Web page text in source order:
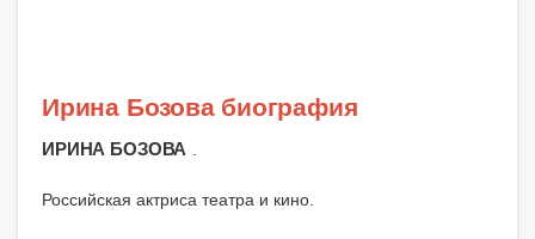
Ирина Бозова биография
ИРИНА БОЗОВА
Российская актриса театра и кино.